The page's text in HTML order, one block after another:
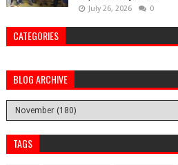
July 26, 2026 0
CATEGORIES
BLOG ARCHIVE
TAGS